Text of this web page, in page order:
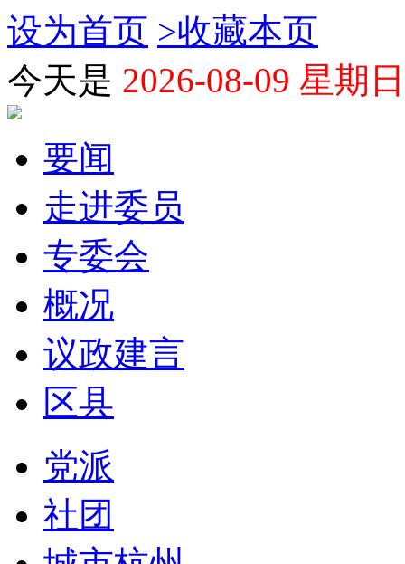
设为首页 >收藏本页
今天是 2026-08-09 星期日
要闻
走进委员
专委会
概况
议政建言
区县
党派
社团